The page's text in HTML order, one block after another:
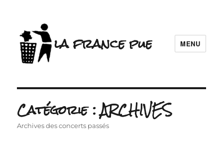
la france pue MENU
Catégorie :ARCHIVES
Archives des concerts passés